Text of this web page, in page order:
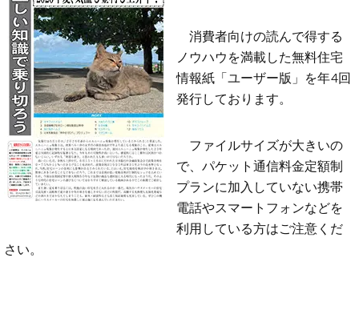
消費者向けの読んで得する
ノウハウを満載した無料住宅
情報紙「ユーザー版」を年4回
発行しております。
ファイルサイズが大きいの
で、パケット通信料金定額制
プランに加入していない携帯
電話やスマートフォンなどを
利用している方はご注意くだ
さい。